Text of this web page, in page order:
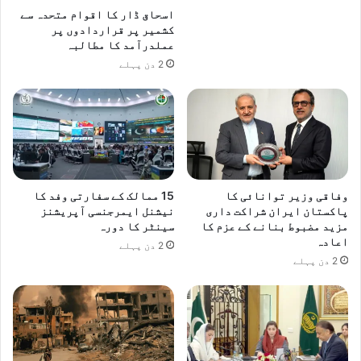
اسحاق ڈار کا اقوام متحدہ سے
کشمیر پر قراردادوں پر
عملدرآمد کا مطالبہ
2 دن پہلے
وفاقی وزیر توانائی کا
پاکستان ایران شراکت داری
مزید مضبوط بنانے کے عزم کا
اعادہ
2 دن پہلے
15 ممالک کے سفارتی وفد کا
نیشنل ایمرجنسی آپریشنز
سینٹر کا دورہ
2 دن پہلے